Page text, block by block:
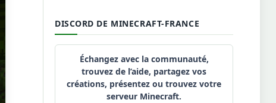
DISCORD DE MINECRAFT-FRANCE
Échangez avec la communauté,
trouvez de l’aide, partagez vos
créations, présentez ou trouvez votre
serveur Minecraft.